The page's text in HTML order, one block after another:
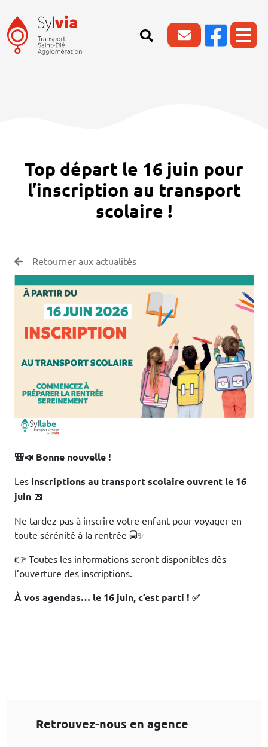
Top départ le 16 juin pour
l’inscription au transport
scolaire !
Retourner aux actualités
🎒📣 Bonne nouvelle !
Les inscriptions au transport scolaire ouvrent le 16
juin 📅
Ne tardez pas à inscrire votre enfant pour voyager en
toute sérénité à la rentrée 🚍✨
👉 Toutes les informations seront disponibles dès
l’ouverture des inscriptions.
À vos agendas… le 16 juin, c’est parti ! ✅
Retrouvez-nous en agence